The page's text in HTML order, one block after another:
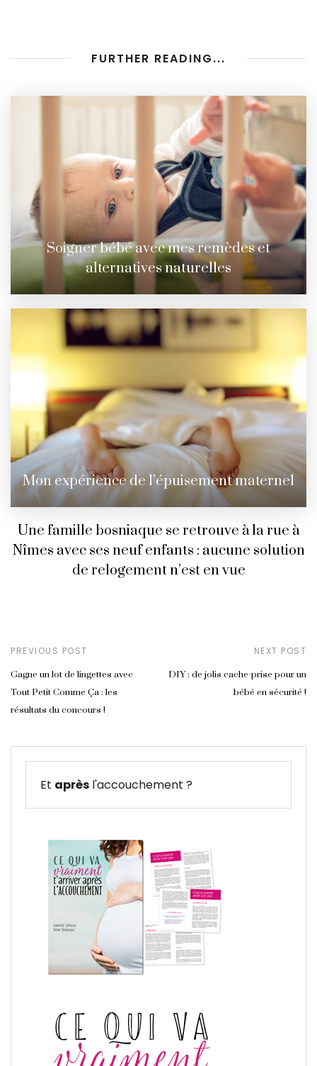
FURTHER READING...
Soigner bébé avec mes remèdes et
alternatives naturelles
Mon expérience de l’épuisement maternel
Une famille bosniaque se retrouve à la rue à
Nîmes avec ses neuf enfants : aucune solution
de relogement n’est en vue
PREVIOUS POST
Gagne un lot de lingettes avec
Tout Petit Comme Ça : les
résultats du concours !
NEXT POST
DIY : de jolis cache-prise pour un
bébé en sécurité !
Et après l'accouchement ?